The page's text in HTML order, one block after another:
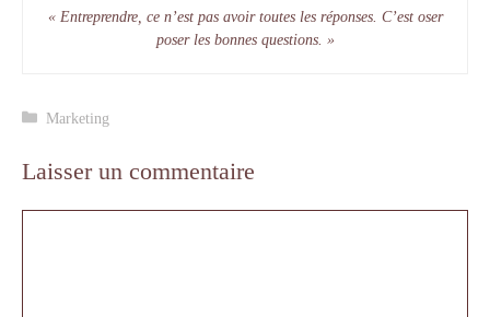
« Entreprendre, ce n’est pas avoir toutes les réponses. C’est oser
poser les bonnes questions. »
Catégories
Marketing
Laisser un commentaire